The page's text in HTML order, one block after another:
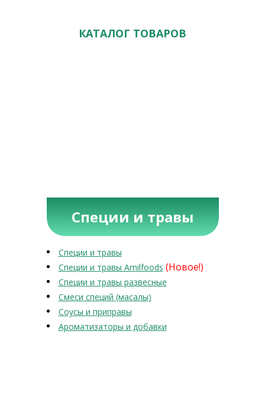
КАТАЛОГ ТОВАРОВ
Специи и травы
Специи и травы
Специи и травы Amilfoods (Новое!)
Специи и травы развесные
Смеси специй (масалы)
Соусы и приправы
Ароматизаторы и добавки